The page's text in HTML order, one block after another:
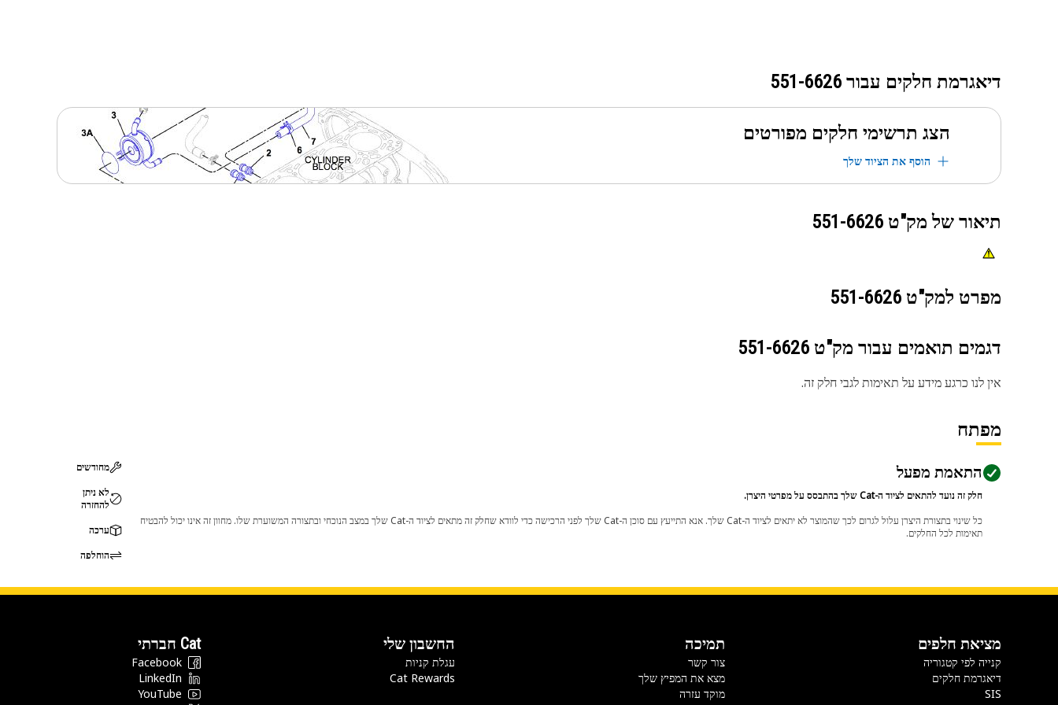
דיאגרמת חלקים עבור 551-6626
הצג תרשימי חלקים מפורטים
הוסף את הציוד שלך
תיאור של מק"ט 551-6626
מפרט למק"ט 551-6626
דגמים תואמים עבור מק"ט 551-6626
אין לנו כרגע מידע על תאימות לגבי חלק זה.
מפתח
התאמת מפעל
חלק זה נועד להתאים לציוד ה-Cat שלך בהתבסס על מפרטי היצרן.
כל שינוי בתצורת היצרן עלול לגרום לכך שהמוצר לא יתאים לציוד ה-Cat שלך. אנא התייעץ עם סוכן ה-Cat שלך לפני הרכישה כדי לוודא שחלק זה מתאים לציוד ה-Cat שלך במצב הנוכחי ובתצורה המשוערת שלו. מחוון זה אינו יכול להבטיח
תאימות לכל החלקים.
מחודשים
לא ניתן
להחזרה
ערכה
הוחלפה
מציאת חלפים
קנייה לפי קטגוריה
דיאגרמת חלקים
SIS
תמיכה
צור קשר
מצא את המפיץ שלך
מוקד עזרה
החשבון שלי
עגלת קניות
Cat Rewards
Cat חברתי
Facebook
LinkedIn
YouTube